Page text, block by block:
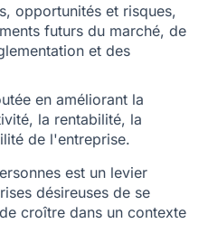
opportunités et risques,
futurs du marché, de
et des
en améliorant la
la rentabilité, la
de l'entreprise.
est un levier
désireuses de se
croître dans un contexte